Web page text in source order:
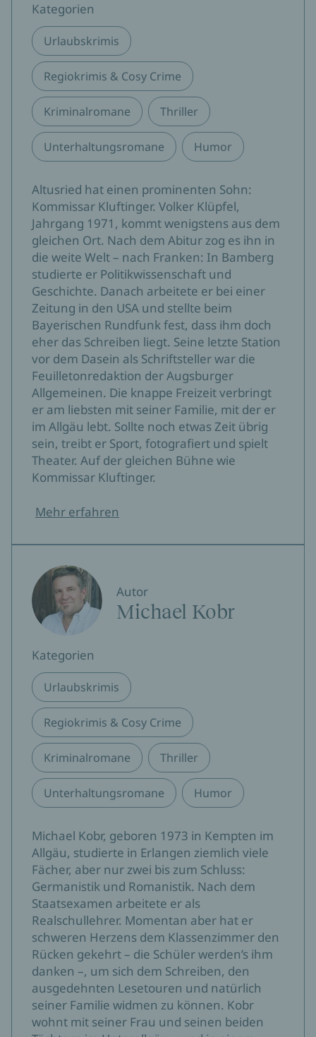
Kategorien
Urlaubskrimis
Regiokrimis & Cosy Crime
Kriminalromane Thriller
Unterhaltungsromane Humor
Altusried hat einen prominenten Sohn:
Kommissar Kluftinger. Volker Klüpfel,
Jahrgang 1971, kommt wenigstens aus dem
gleichen Ort. Nach dem Abitur zog es ihn in
die weite Welt – nach Franken: In Bamberg
studierte er Politikwissenschaft und
Geschichte. Danach arbeitete er bei einer
Zeitung in den USA und stellte beim
Bayerischen Rundfunk fest, dass ihm doch
eher das Schreiben liegt. Seine letzte Station
vor dem Dasein als Schriftsteller war die
Feuilletonredaktion der Augsburger
Allgemeinen. Die knappe Freizeit verbringt
er am liebsten mit seiner Familie, mit der er
im Allgäu lebt. Sollte noch etwas Zeit übrig
sein, treibt er Sport, fotografiert und spielt
Theater. Auf der gleichen Bühne wie
Kommissar Kluftinger.
Mehr erfahren
Autor
Michael Kobr
Kategorien
Urlaubskrimis
Regiokrimis & Cosy Crime
Kriminalromane Thriller
Unterhaltungsromane Humor
Michael Kobr, geboren 1973 in Kempten im
Allgäu, studierte in Erlangen ziemlich viele
Fächer, aber nur zwei bis zum Schluss:
Germanistik und Romanistik. Nach dem
Staatsexamen arbeitete er als
Realschullehrer. Momentan aber hat er
schweren Herzens dem Klassenzimmer den
Rücken gekehrt – die Schüler werden’s ihm
danken –, um sich dem Schreiben, den
ausgedehnten Lesetouren und natürlich
seiner Familie widmen zu können. Kobr
wohnt mit seiner Frau und seinen beiden